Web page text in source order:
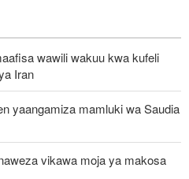
wawili wakuu kwa kufeli
Iran
yaangamiza mamluki wa Saudia
vikawa moja ya makosa